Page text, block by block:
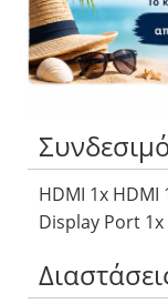
Aspect ratio
16:9
Ηχεία
Όχι
HDMI 1x HDMI
Display Port 1x